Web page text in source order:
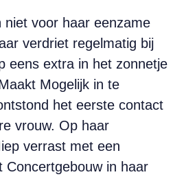
niet voor haar eenzame
verdriet regelmatig bij
eens extra in het zonnetje
Mogelijk in te
het eerste contact
vrouw. Op haar
verrast met een
Concertgebouw in haar